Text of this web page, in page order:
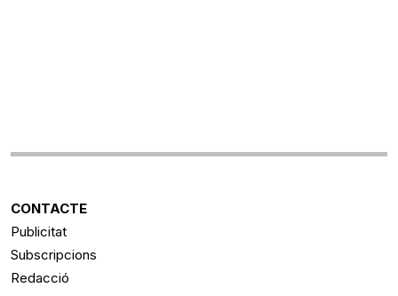
CONTACTE
Publicitat
Subscripcions
Redacció